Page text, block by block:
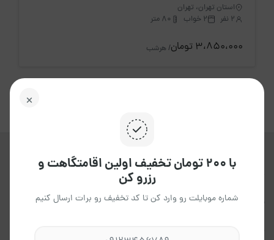
استان تهران، تهران
2 نفر
2 خواب 80 متر
3،850،000 تومان / هرشب
جاکجاست یک پلتفرم آنلاین هوشمند ،
برای اجاره انواع اقامتگاه ها ، در تمامی
نقاط کشور می باشد که به شما این
با ۲۰۰ تومان تخفیف اولین اقامتگاهت و
رزرو کن
شماره موبایلت رو وارد کن تا کد تخفیف رو برات ارسال کنیم